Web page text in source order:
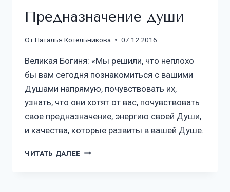
Предназначение души
ОтНаталья Котельникова 07.12.2016
Великая Богиня: «Мы решили, что неплохо
бы вам сегодня познакомиться с вашими
Душами напрямую, почувствовать их,
узнать, что они хотят от вас, почувствовать
свое предназначение, энергию своей Души,
и качества, которые развиты в вашей Душе.
ЧИТАТЬ ДАЛЕЕ